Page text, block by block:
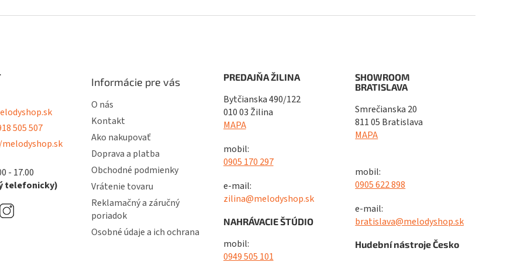
505 507
- 17.00
telefonicky)
Informácie pre vás
O nás
Kontakt
Ako nakupovať
Doprava a platba
Obchodné podmienky
Vrátenie tovaru
Reklamačný a záručný
poriadok
Osobné údaje a ich ochrana
PREDAJŇA ŽILINA
Bytčianska 490/122
010 03 Žilina
MAPA
mobil:
0905 170 297
e-mail:
zilina@melodyshop.sk
NAHRÁVACIE ŠTÚDIO
mobil:
0949 505 101
SHOWROOM
BRATISLAVA
Smrečianska 20
811 05 Bratislava
MAPA
mobil:
0905 622 898
e-mail:
bratislava@melodyshop.sk
Hudební nástroje Česko